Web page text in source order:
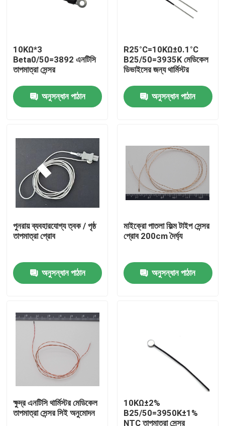
VR প্রদর্শন
আমাদের সম্পর্কে
কারখানা ভ্রমণ
যোগাযোগ করুন
মেডিকেল তাপমাত্রা সেন্সর
সারফেস মাউন্ট তাপমাত্রা সেন্সর
এনটিসি তাপমাত্রা সেন্সর
10KΩ*3
Beta0/50=3892 এনটিসি
তাপমাত্রা সেন্সর
অনুসন্ধান পাঠান
R25°C=10KΩ±0.1°C
B25/50=3935K মেডিকেল
ডিভাইসের জন্য থার্মিস্টর
অনুসন্ধান পাঠান
পুনরায় ব্যবহারযোগ্য ত্বক / পৃষ্ঠ
তাপমাত্রা প্রোব
অনুসন্ধান পাঠান
মাইক্রো পাতলা ফিল্ম টাইপ সেন্সর
প্রোব 200cm দৈর্ঘ্য
অনুসন্ধান পাঠান
ক্ষুদ্র এনটিসি থার্মিস্টর মেডিকেল
তাপমাত্রা সেন্সর সিই অনুমোদন
10KΩ±2%
B25/50=3950K±1%
NTC তাপমাত্রা সেন্সর